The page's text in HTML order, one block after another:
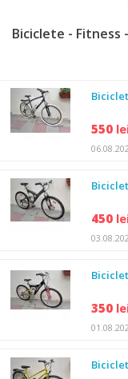
Biciclete - Fitness
550
450
350